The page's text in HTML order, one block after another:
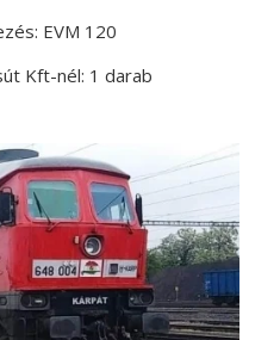
EVM 120
Kft-nél: 1 darab